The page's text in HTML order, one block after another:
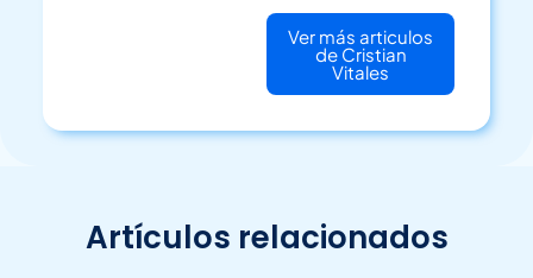
Ver más articulos
de Cristian
Vitales
Artículos relacionados